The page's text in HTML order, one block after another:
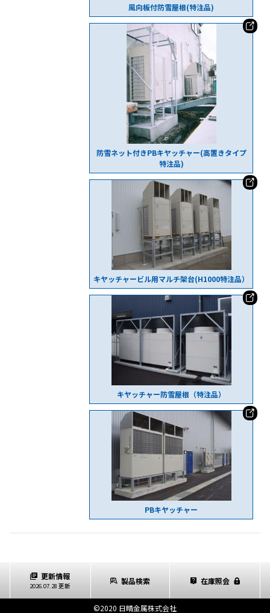
風向板付防雪屋根(特注品)
防雪ネット付きPBキヤッチャー(高置きタイプ
特注品)
キヤッチャービル用マルチ架台(H1000特注品）
キヤッチャー防雪屋根（特注品）
PBキヤッチャー
更新情報
2026.07.28 更新 製品検索 在庫照会
©2020 日晴金属株式会社